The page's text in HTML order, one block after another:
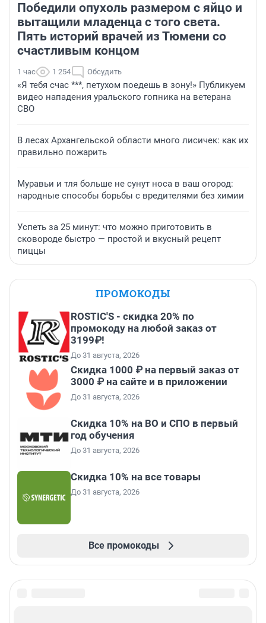
Победили опухоль размером с яйцо и
вытащили младенца с того света.
Пять историй врачей из Тюмени со
счастливым концом
1 час 1 254 Обсудить
«Я тебя счас ***, петухом поедешь в зону!» Публикуем
видео нападения уральского гопника на ветерана
СВО
В лесах Архангельской области много лисичек: как их
правильно пожарить
Муравьи и тля больше не сунут носа в ваш огород:
народные способы борьбы с вредителями без химии
Успеть за 25 минут: что можно приготовить в
сковороде быстро — простой и вкусный рецепт
пиццы
ПРОМОКОДЫ
ROSTIC'S - скидка 20% по
промокоду на любой заказ от
3199₽!
До 31 августа, 2026
Скидка 1000 ₽ на первый заказ от
3000 ₽ на сайте и в приложении
До 31 августа, 2026
Скидка 10% на ВО и СПО в первый
год обучения
До 31 августа, 2026
Скидка 10% на все товары
До 31 августа, 2026
Все промокоды